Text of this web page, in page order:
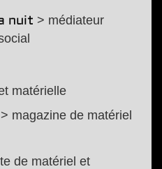
nuit > médiateur
matérielle
> magazine de matériel
de matériel et